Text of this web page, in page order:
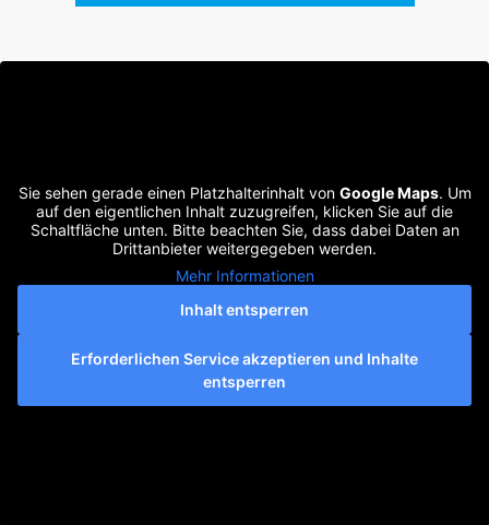
Sie sehen gerade einen Platzhalterinhalt von Google Maps. Um
auf den eigentlichen Inhalt zuzugreifen, klicken Sie auf die
Schaltfläche unten. Bitte beachten Sie, dass dabei Daten an
Drittanbieter weitergegeben werden.
Mehr Informationen
Inhalt entsperren
Erforderlichen Service akzeptieren und Inhalte
entsperren